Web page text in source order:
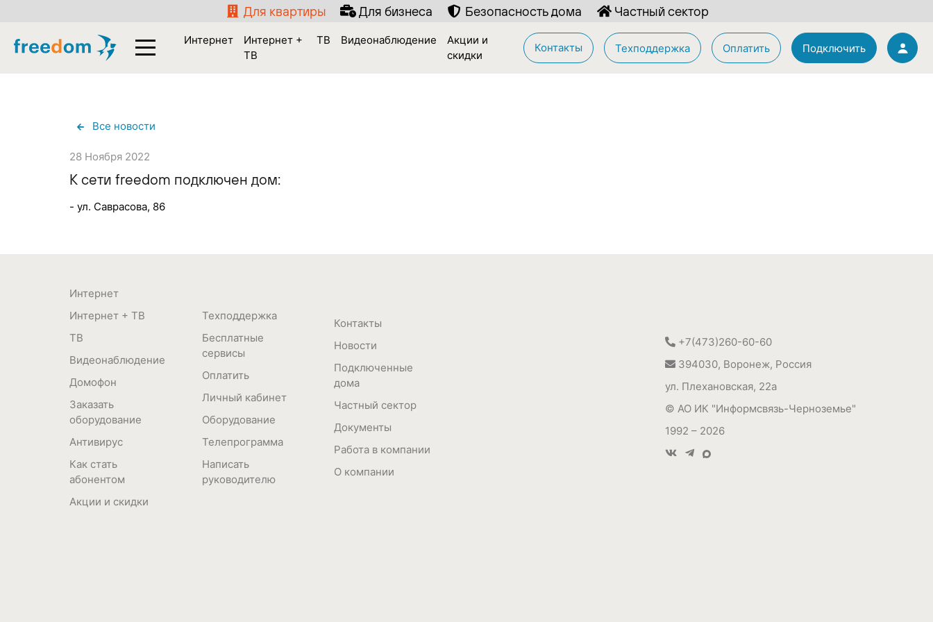
Для квартиры Для бизнеса Безопасность дома Частный сектор
Все новости
28 Ноября 2022
К сети freedom подключен дом:
- ул. Саврасова, 86
Интернет
Интернет + ТВ
ТВ
Видеонаблюдение
Домофон
Заказать
оборудование
Антивирус
Как стать
абонентом
Акции и скидки
Техподдержка
Бесплатные
сервисы
Оплатить
Личный кабинет
Оборудование
Телепрограмма
Написать
руководителю
Контакты
Новости
Подключенные
дома
Частный сектор
Документы
Работа в компании
О компании
+7(473)260-60-60
394030, Воронеж, Россия
ул. Плехановская, 22а
© АО ИК "Информсвязь-Черноземье"
1992 – 2026
Интернет
Интернет +
ТВ
ТВ Видеонаблюдение
Акции и
скидки
Контакты Техподдержка Оплатить Подключить